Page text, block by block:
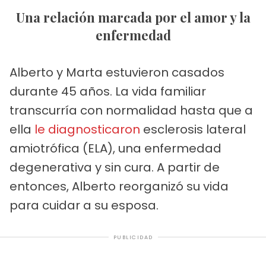
Una relación marcada por el amor y la
enfermedad
Alberto y Marta estuvieron casados
durante 45 años. La vida familiar
transcurría con normalidad hasta que a
ella le diagnosticaron esclerosis lateral
amiotrófica (ELA), una enfermedad
degenerativa y sin cura. A partir de
entonces, Alberto reorganizó su vida
para cuidar a su esposa.
PUBLICIDAD